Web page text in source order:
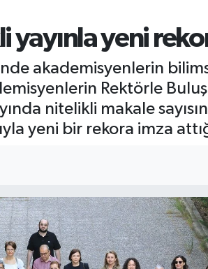
yayınla yeni
akademisyenlerin
Rektörle
nitelikli makale
yeni bir rekora imza